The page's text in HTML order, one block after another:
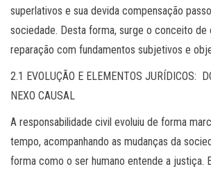
superlativos e sua devida compensação
sociedade. Desta forma, surge o conceito de
reparação com fundamentos subjetivos e
2.1 EVOLUÇÃO E ELEMENTOS JURÍDICOS:
NEXO CAUSAL
A responsabilidade civil evoluiu de forma
tempo, acompanhando as mudanças da
forma como o ser humano entende a justiça.